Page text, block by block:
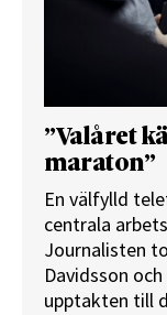
”Valåret
maraton”
En välfylld
centrala
Journalisten
Davidsson
upptakten till